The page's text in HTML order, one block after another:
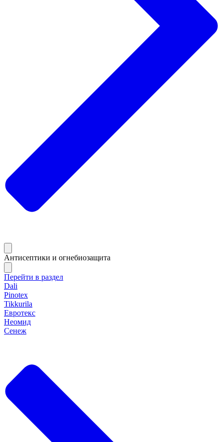
Антисептики и огнебиозащита
Перейти в раздел
Dali
Pinotex
Tikkurila
Евротекс
Неомид
Сенеж